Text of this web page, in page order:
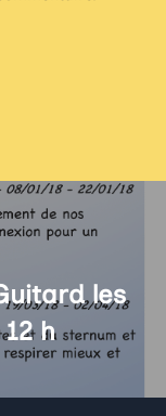
les
h